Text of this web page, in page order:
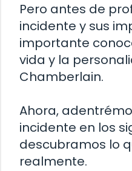
Pero antes de
incidente y sus
importante
vida y la
Chamberlain.
Ahora,
incidente en los
descubramos lo
realmente.